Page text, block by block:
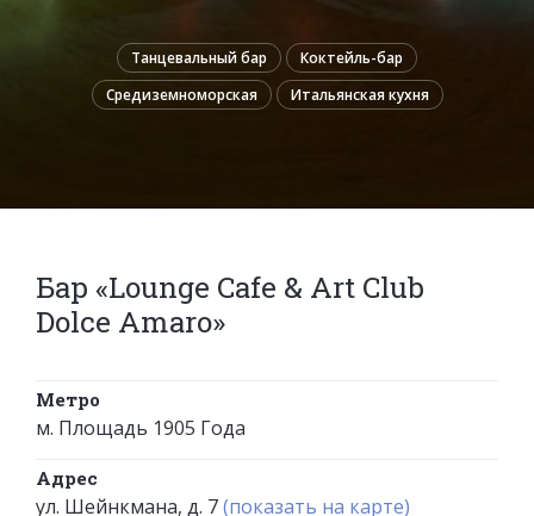
Танцевальный бар
Коктейль-бар
Средиземноморская
Итальянская кухня
Бар «Lounge Cafe & Art Club
Dolce Amaro»
Метро
м. Площадь 1905 Года
Адрес
ул. Шейнкмана, д. 7(показать на карте)